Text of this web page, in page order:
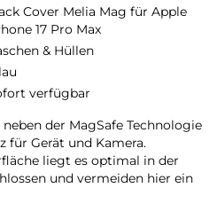
Cover Melia Mag für Apple
17 Pro Max
& Hüllen
verfügbar
der MagSafe Technologie
für Gerät und Kamera.
liegt es optimal in der
und vermeiden hier ein